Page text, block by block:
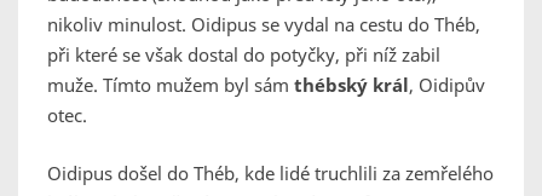
nikoliv minulost. Oidipus se vydal na cestu do Théb,
při které se však dostal do potyčky, při níž zabil
muže. Tímto mužem byl sám thébský král, Oidipův
otec.
Oidipus došel do Théb, kde lidé truchlili za zemřelého